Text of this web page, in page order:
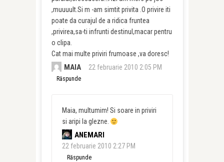
,muuuult.Si m -am simtit privita .O privire iti
poate da curajul de a ridica fruntea
,privirea,sa-ti infrunti destinul,macar pentru
o clipa.
Cat mai multe priviri frumoase ,va doresc!
MAIA 22 februarie 2010 2:05 PM
Răspunde
Maia, multumim! Si soare in priviri
si aripi la glezne.
ANEMARI
22 februarie 2010 2:27 PM
Răspunde